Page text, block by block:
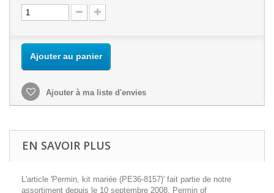
Ajouter au panier
Ajouter à ma liste d'envies
EN SAVOIR PLUS
L'article 'Permin, kit mariée (PE36-8157)' fait partie de notre
assortiment depuis le 10 septembre 2008. Permin of